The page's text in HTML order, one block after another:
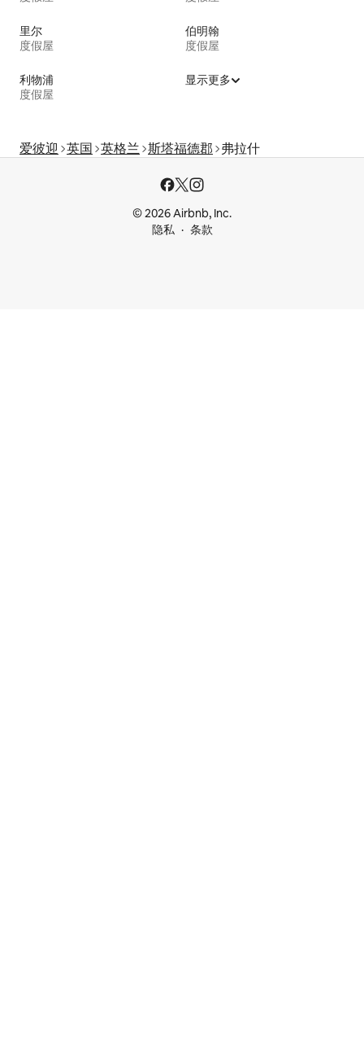
里尔
度假屋
伯明翰
度假屋
利物浦
度假屋
显示更多
爱彼迎 英国 英格兰 斯塔福德郡 弗拉什
© 2026 Airbnb, Inc.
隐私
条款